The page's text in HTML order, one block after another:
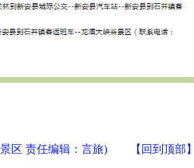
景区 责任编辑：言旅) 【 回到顶部